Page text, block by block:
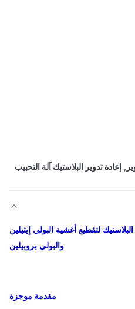
تدوير البلاستيك آلة التحبيب
لتقطيع أغشية البولي إيثيلين
والبولي بروبيلين
مقدمة موجزة